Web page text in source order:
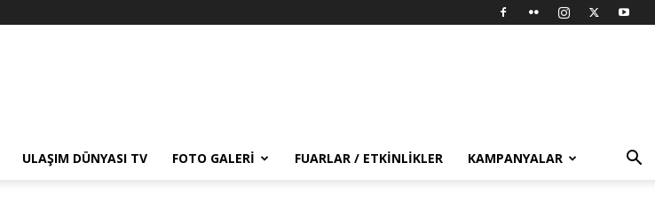
ULAŞIM DÜNYASI TV FOTO GALERI FUARLAR / ETKINLIKLER KAMPANYALAR